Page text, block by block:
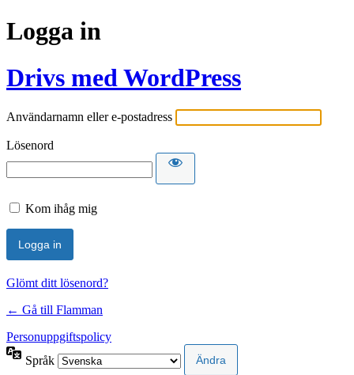
Logga in
Drivs med WordPress
Användarnamn eller e-postadress
Lösenord
Kom ihåg mig
Glömt ditt lösenord?
← Gå till Flamman
Personuppgiftspolicy
Språk